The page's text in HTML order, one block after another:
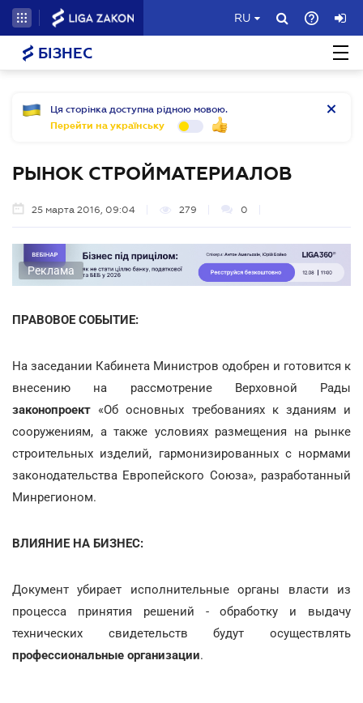
RU
БІЗНЕС
Ця сторінка доступна рідною мовою.
Перейти на українську
РЫНОК СТРОЙМАТЕРИАЛОВ
25 марта 2016, 09:04 279 0
Реклама
ПРАВОВОЕ СОБЫТИЕ:
На заседании Кабинета Министров одобрен и готовится к
внесению на рассмотрение Верховной Рады
законопроект «Об основных требованиях к зданиям и
сооружениям, а также условиях размещения на рынке
строительных изделий, гармонизированных с нормами
законодательства Европейского Союза», разработанный
Минрегионом.
ВЛИЯНИЕ НА БИЗНЕС:
Документ убирает исполнительные органы власти из
процесса принятия решений - обработку и выдачу
технических свидетельств будут осуществлять
профессиональные организации.